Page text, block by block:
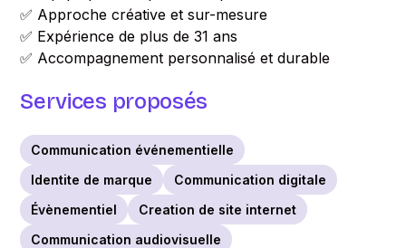
✅ Approche créative et sur-mesure
✅ Expérience de plus de 31 ans
✅ Accompagnement personnalisé et durable
Services proposés
Communication événementielle
Identite de marque
Communication digitale
Évènementiel
Creation de site internet
Communication audiovisuelle